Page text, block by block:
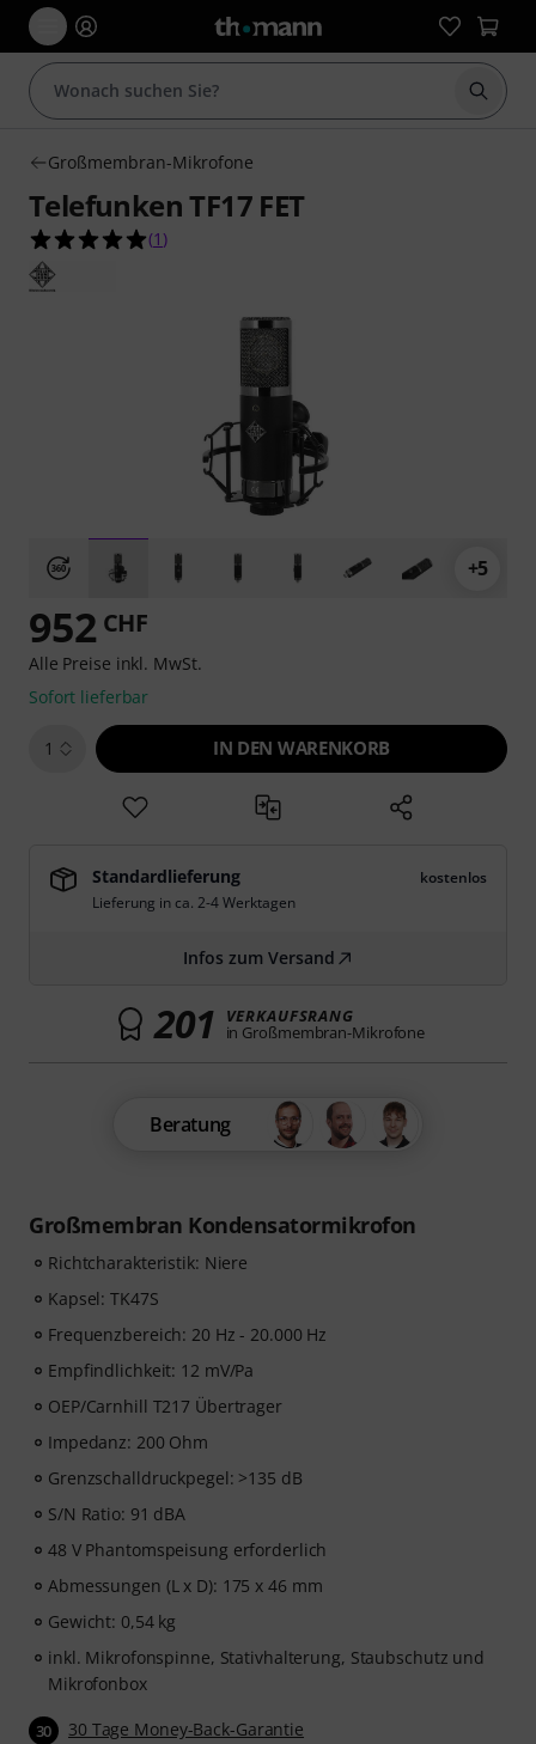
Suche
Großmembran-Mikrofone
Telefunken TF17 FET
5.0 von 5 Sternen aus 1 Kundenbewertungen
(1 )
+5
Großmembran Kondensatormikrofon
Richtcharakteristik: Niere
Kapsel: TK47S
Frequenzbereich: 20 Hz - 20.000 Hz
Empfindlichkeit: 12 mV/Pa
OEP/Carnhill T217 Übertrager
Impedanz: 200 Ohm
Grenzschalldruckpegel: >135 dB
S/N Ratio: 91 dBA
48 V Phantomspeisung erforderlich
Abmessungen (L x D): 175 x 46 mm
Gewicht: 0,54 kg
inkl. Mikrofonspinne, Stativhalterung, Staubschutz und
Mikrofonbox
30 30 Tage Money-Back-Garantie
952 CHF
Alle Preise inkl. MwSt.
Sofort lieferbar
1 IN DEN WARENKORB
Standardlieferung
kostenlos
Lieferung in ca. 2-4 Werktagen
Infos zum Versand
201 VERKAUFSRANG
in Großmembran-Mikrofone
Beratung